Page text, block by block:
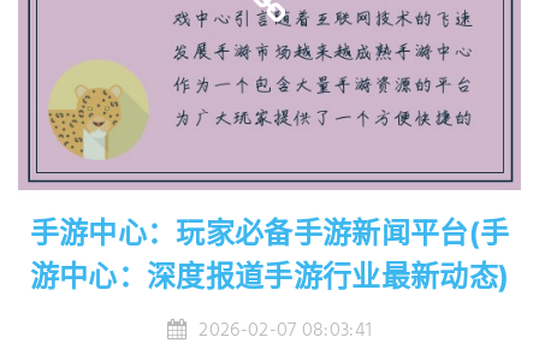
手游中心：玩家必备手游新闻平台(手
游中心：深度报道手游行业最新动态)
2026-02-07 08:03:41